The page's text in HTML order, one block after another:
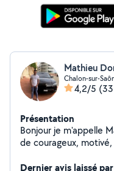
Mathieu
Chalon-sur-
4,2/5
Présentation
Bonjour je m'appelle
de courageux,
donner, si vous avez
Dernier avis laissé